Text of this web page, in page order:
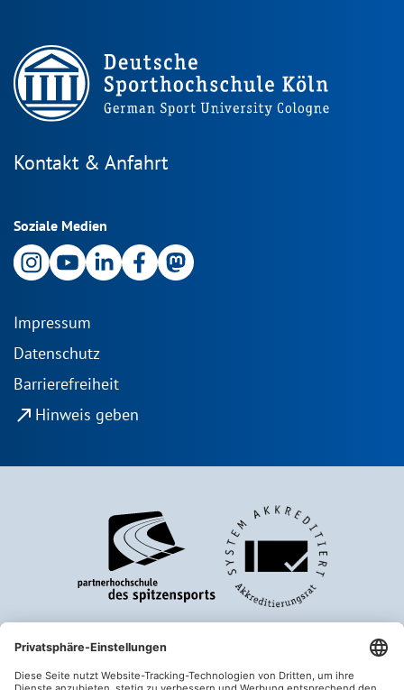
Kontakt & Anfahrt
Soziale Medien
Impressum
Datenschutz
Barrierefreiheit
north_east Hinweis geben